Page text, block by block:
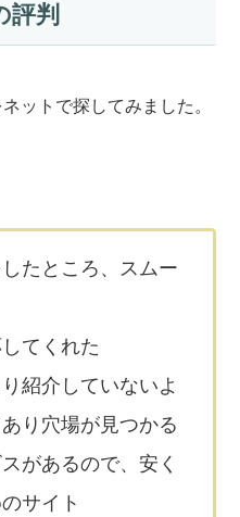
評判
ットで探してみました。
たところ、スムー
てくれた
紹介していないよ
り穴場が見つかる
があるので、安く
サイト